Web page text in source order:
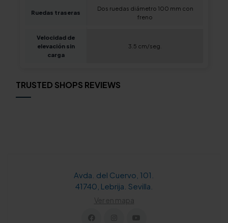
Ruedas traseras
Dos ruedas diámetro 100 mm con
freno
Velocidad de
elevación sin
carga
3.5 cm/seg.
TRUSTED SHOPS REVIEWS
Avda. del Cuervo, 101.
41740, Lebrija. Sevilla.
Ver en mapa